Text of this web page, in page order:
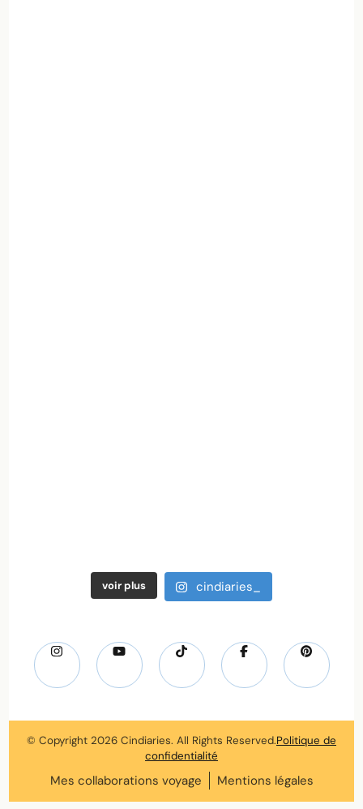
voir plus cindiaries_
© Copyright 2026 Cindiaries. All Rights Reserved.Politique de
confidentialité
Mes collaborations voyage Mentions légales